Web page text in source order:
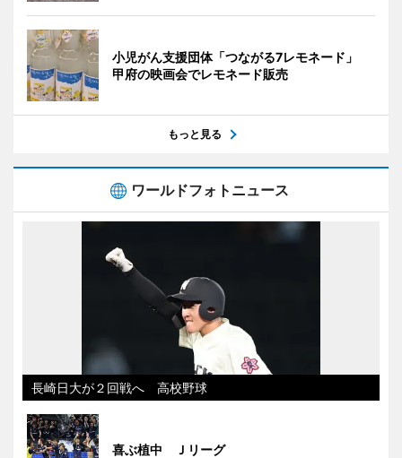
小児がん支援団体「つながる7レモネード」
甲府の映画会でレモネード販売
もっと見る
ワールドフォトニュース
長崎日大が２回戦へ 高校野球
喜ぶ植中 Ｊリーグ